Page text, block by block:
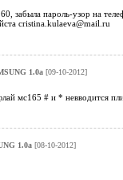
забыла пароль-узор на
cristina.kulaeva@mail.ru
1.0a[09-10-2012]
мс165 # и * невводится
1.0a[08-10-2012]